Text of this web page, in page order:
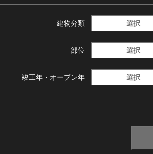
建物分類 選択
部位 選択
竣工年・ オープン年 選択